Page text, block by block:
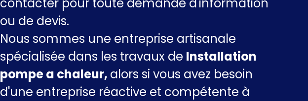
contacter pour toute demande d'information
ou de devis.
Nous sommes une entreprise artisanale
spécialisée dans les travaux de Installation
pompe a chaleur, alors si vous avez besoin
d'une entreprise réactive et compétente à